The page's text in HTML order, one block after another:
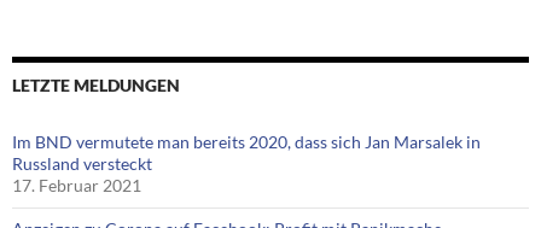
LETZTE MELDUNGEN
Im BND vermutete man bereits 2020, dass sich Jan Marsalek in
Russland versteckt
17. Februar 2021